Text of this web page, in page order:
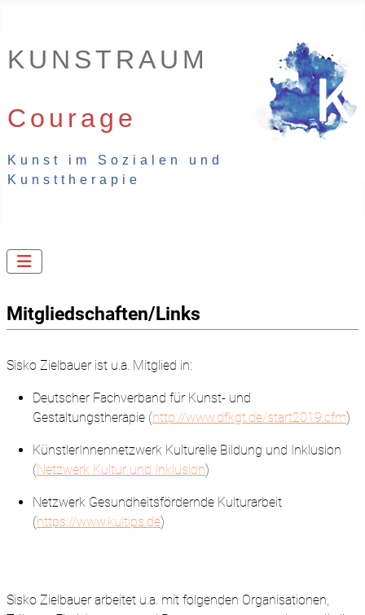
KUNSTRAUM
Courage
Kunst im Sozialen und
Kunsttherapie
Mitgliedschaften/Links
Sisko Zielbauer ist u.a. Mitglied in:
Deutscher Fachverband für Kunst- und
Gestaltungstherapie (http://www.dfkgt.de/start2019.cfm)
KünstlerInnennetzwerk Kulturelle Bildung und Inklusion
(Netzwerk Kultur und Inklusion)
Netzwerk Gesundheitsfördernde Kulturarbeit
(https://www.kultips.de)
Sisko Zielbauer arbeitet u.a. mit folgenden Organisationen,